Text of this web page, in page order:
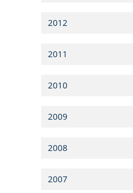
2012
2011
2010
2009
2008
2007